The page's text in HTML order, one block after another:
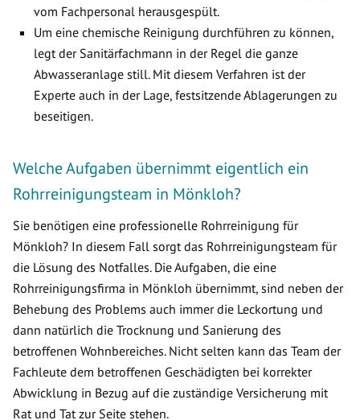
vom Fachpersonal herausgespült.
Um eine chemische Reinigung durchführen zu können,
legt der Sanitärfachmann in der Regel die ganze
Abwasseranlage still. Mit diesem Verfahren ist der
Experte auch in der Lage, festsitzende Ablagerungen zu
beseitigen.
Welche Aufgaben übernimmt eigentlich ein
Rohrreinigungsteam in Mönkloh?
Sie benötigen eine professionelle Rohrreinigung für
Mönkloh? In diesem Fall sorgt das Rohrreinigungsteam für
die Lösung des Notfalles. Die Aufgaben, die eine
Rohrreinigungsfirma in Mönkloh übernimmt, sind neben der
Behebung des Problems auch immer die Leckortung und
dann natürlich die Trocknung und Sanierung des
betroffenen Wohnbereiches. Nicht selten kann das Team der
Fachleute dem betroffenen Geschädigten bei korrekter
Abwicklung in Bezug auf die zuständige Versicherung mit
Rat und Tat zur Seite stehen.